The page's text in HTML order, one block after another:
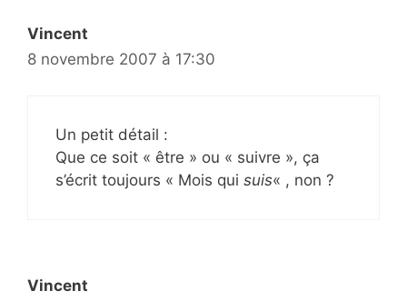
Vincent
8 novembre 2007 à 17:30
Un petit détail :
Que ce soit « être » ou « suivre », ça
s’écrit toujours « Mois qui suis« , non ?
Vincent